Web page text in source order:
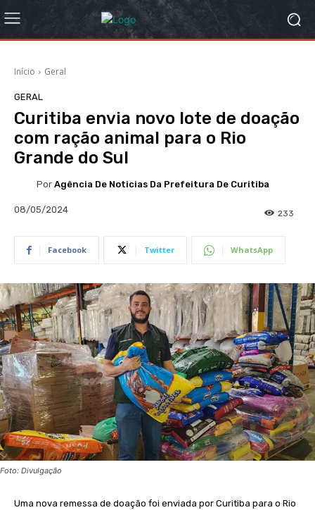
Início Geral
GERAL
Curitiba envia novo lote de doação
com ração animal para o Rio
Grande do Sul
Por Agência De Noticias Da Prefeitura De Curitiba
08/05/2024 233
Facebook Twitter WhatsApp
Foto: Divulgação
Uma nova remessa de doação foi enviada por Curitiba para o Rio